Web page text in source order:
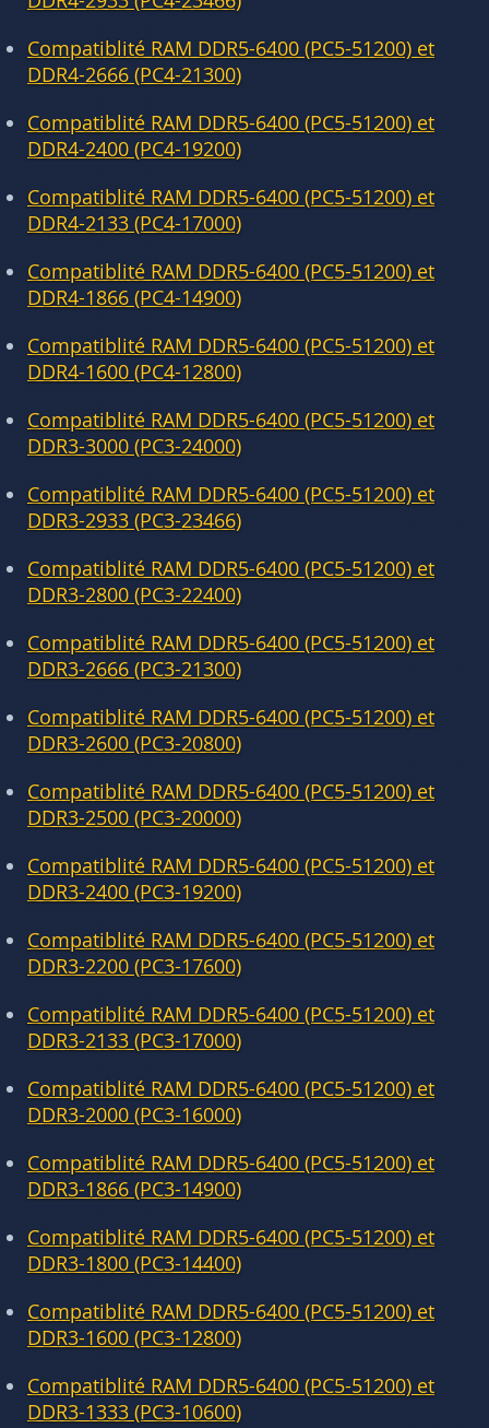
Compatiblité RAM DDR5-6400 (PC5-51200) et
DDR4-2666 (PC4-21300)
Compatiblité RAM DDR5-6400 (PC5-51200) et
DDR4-2400 (PC4-19200)
Compatiblité RAM DDR5-6400 (PC5-51200) et
DDR4-2133 (PC4-17000)
Compatiblité RAM DDR5-6400 (PC5-51200) et
DDR4-1866 (PC4-14900)
Compatiblité RAM DDR5-6400 (PC5-51200) et
DDR4-1600 (PC4-12800)
Compatiblité RAM DDR5-6400 (PC5-51200) et
DDR3-3000 (PC3-24000)
Compatiblité RAM DDR5-6400 (PC5-51200) et
DDR3-2933 (PC3-23466)
Compatiblité RAM DDR5-6400 (PC5-51200) et
DDR3-2800 (PC3-22400)
Compatiblité RAM DDR5-6400 (PC5-51200) et
DDR3-2666 (PC3-21300)
Compatiblité RAM DDR5-6400 (PC5-51200) et
DDR3-2600 (PC3-20800)
Compatiblité RAM DDR5-6400 (PC5-51200) et
DDR3-2500 (PC3-20000)
Compatiblité RAM DDR5-6400 (PC5-51200) et
DDR3-2400 (PC3-19200)
Compatiblité RAM DDR5-6400 (PC5-51200) et
DDR3-2200 (PC3-17600)
Compatiblité RAM DDR5-6400 (PC5-51200) et
DDR3-2133 (PC3-17000)
Compatiblité RAM DDR5-6400 (PC5-51200) et
DDR3-2000 (PC3-16000)
Compatiblité RAM DDR5-6400 (PC5-51200) et
DDR3-1866 (PC3-14900)
Compatiblité RAM DDR5-6400 (PC5-51200) et
DDR3-1800 (PC3-14400)
Compatiblité RAM DDR5-6400 (PC5-51200) et
DDR3-1600 (PC3-12800)
Compatiblité RAM DDR5-6400 (PC5-51200) et
DDR3-1333 (PC3-10600)